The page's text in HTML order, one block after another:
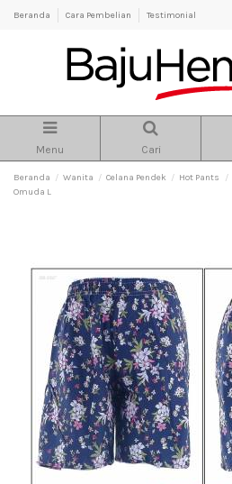
Beranda Cara Pembelian Testimonial
Menu Cari
Beranda Wanita Celana Pendek Hot Pants
Omuda L